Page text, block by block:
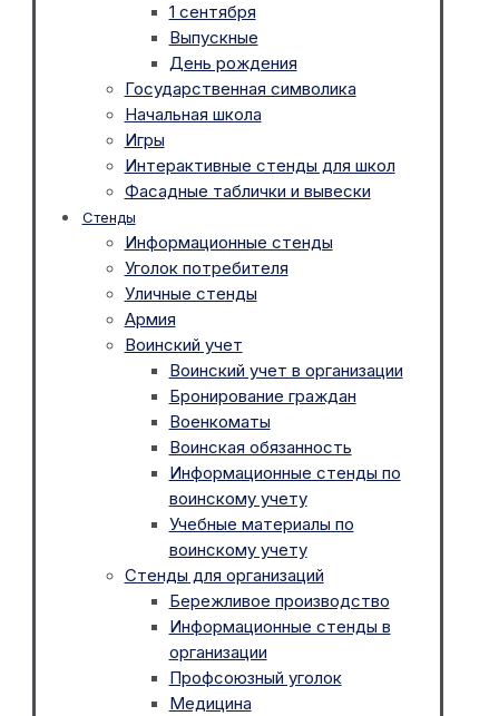
1 сентября
Выпускные
День рождения
Государственная символика
Начальная школа
Игры
Интерактивные стенды для школ
Фасадные таблички и вывески
Стенды
Информационные стенды
Уголок потребителя
Уличные стенды
Армия
Воинский учет
Воинский учет в организации
Бронирование граждан
Военкоматы
Воинская обязанность
Информационные стенды по
воинскому учету
Учебные материалы по
воинскому учету
Стенды для организаций
Бережливое производство
Информационные стенды в
организации
Профсоюзный уголок
Медицина